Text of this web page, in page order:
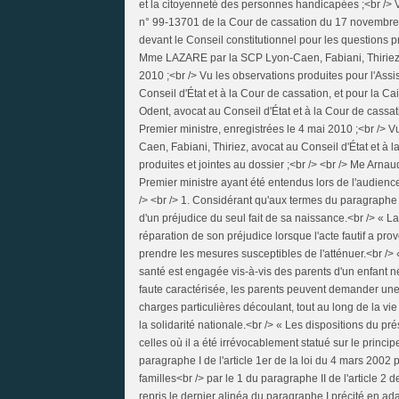
et la citoyenneté des personnes handicapées ;<br />
n° 99-13701 de la Cour de cassation du 17
devant le Conseil constitutionnel pour les questions
Mme LAZARE par la SCP Lyon-Caen, Fabiani,
2010 ;<br /> Vu les observations produites pour
Conseil d'État et à la Cour de cassation, et pour la
Odent, avocat au Conseil d'État et à la Cour de
Premier ministre, enregistrées le 4 mai 2010 ;<br />
Caen, Fabiani, Thiriez, avocat au Conseil d'État et à
produites et jointes au dossier ;<br /> <br /> Me
Premier ministre ayant été entendus lors de
/> <br /> 1. Considérant qu'aux termes du
d'un préjudice du seul fait de sa naissance.<br /> «
réparation de son préjudice lorsque l'acte fautif a
prendre les mesures susceptibles de l'atténuer.<br /
santé est engagée vis-à-vis des parents d'un enfant
faute caractérisée, les parents peuvent demander
charges particulières découlant, tout au long de la
la solidarité nationale.<br /> « Les dispositions du
celles où il a été irrévocablement statué sur le
paragraphe I de l'article 1er de la loi du 4 mars 2002
familles<br /> par le 1 du paragraphe II de l'article 2
repris le dernier alinéa du paragraphe I précité en